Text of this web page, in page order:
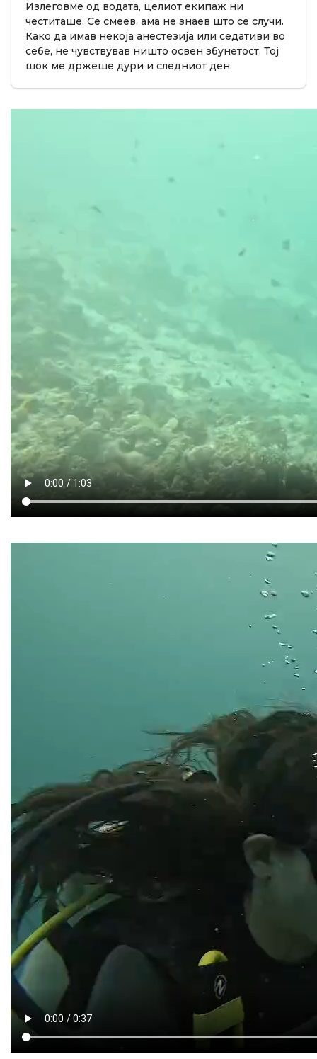
Излеговме од водата, целиот екипаж ни
честиташе. Се смеев, ама не знаев што се случи.
Како да имав некоја анестезија или седативи во
себе, не чувствував ништо освен збунетост. Тој
шок ме држеше дури и следниот ден.